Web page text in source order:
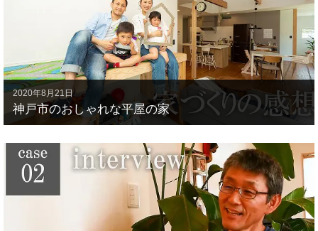
2020年8月21日
神戸市のおしゃれな平屋の家